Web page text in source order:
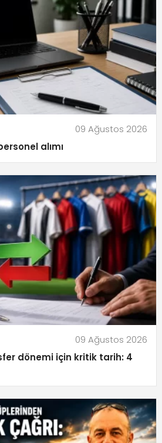
09 Ağustos 2026
alımı
09 Ağustos 2026
dönemi için kritik tarih: 4